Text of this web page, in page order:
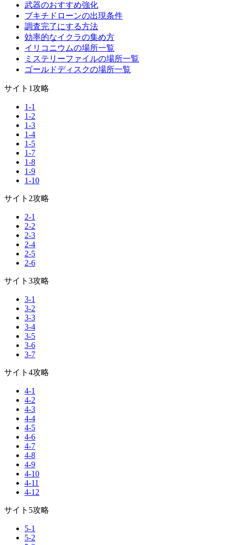
武器のおすすめ強化
ブキチドローンの出現条件
調査完了にする方法
効率的なイクラの集め方
イリコニウムの場所一覧
ミステリーファイルの場所一覧
ゴールドディスクの場所一覧
サイト1攻略
1-1
1-2
1-3
1-4
1-5
1-7
1-8
1-9
1-10
サイト2攻略
2-1
2-2
2-3
2-4
2-5
2-6
サイト3攻略
3-1
3-2
3-3
3-4
3-5
3-6
3-7
サイト4攻略
4-1
4-2
4-3
4-4
4-5
4-6
4-7
4-8
4-9
4-10
4-11
4-12
サイト5攻略
5-1
5-2